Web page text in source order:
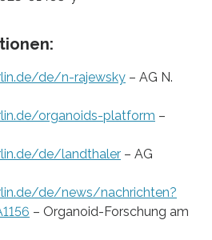
de/n-rajewsky – AG N.
organoids-platform –
de/landthaler – AG
de/news/nachrichten?
– Organoid-Forschung am